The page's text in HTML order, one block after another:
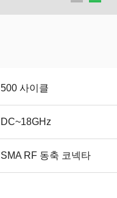
500 사이클
DC~18GHz
SMA RF 동축 코넥타